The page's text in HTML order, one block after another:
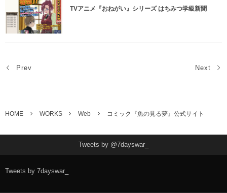
TVアニメ『おねがい』シリーズ はちみつ学級新聞
Prev Next
HOME WORKS Web コミック『魚の見る夢』公式サイト
Tweets by @7dayswar_
Tweets by 7dayswar_